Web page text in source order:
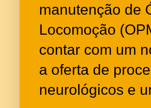
manutenção de
Locomoção
contar com um
a oferta de
neurológicos e